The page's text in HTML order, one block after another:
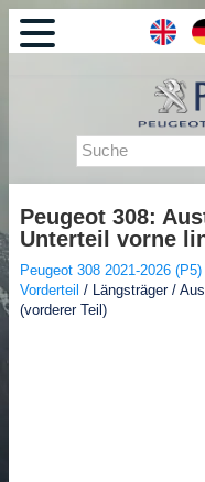
Peugeot 308:
Unterteil vorne
Peugeot 308 2021-2026
Vorderteil / Längsträger /
(vorderer Teil)